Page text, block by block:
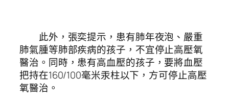
此外，張奕提示，患有肺年夜泡、嚴重
肺氣腫等肺部疾病的孩子，不宜停止高壓氧
醫治。同時，患有高血壓的孩子，要將血壓
把持在160/100毫米汞柱以下，方可停止高壓
氧醫治。